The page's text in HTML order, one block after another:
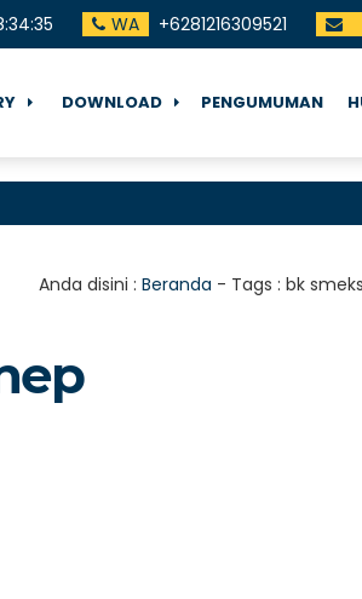
:34:36 WA +6281216309521
DOWNLOAD PENGUMUMAN
Anda disini : Beranda - Tags : bk